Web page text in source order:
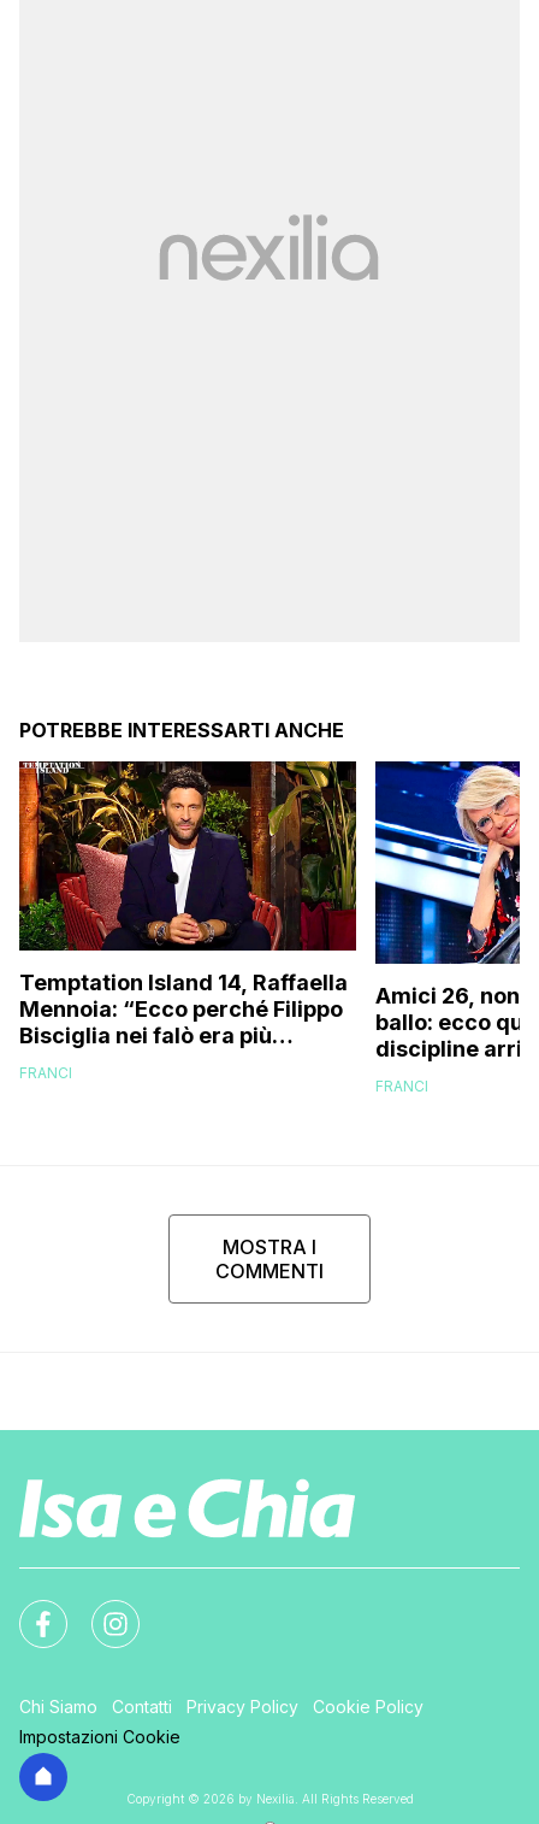
POTREBBE INTERESSARTI ANCHE
Temptation Island 14, Raffaella
Mennoia: “Ecco perché Filippo
Bisciglia nei falò era più
coinvolto del solito”
FRANCI
Amici 26, non
ballo: ecco
discipline
scuola!
FRANCI
MOSTRA I
COMMENTI
Chi Siamo Contatti Privacy Policy
Cookie Policy
Impostazioni Cookie
Copyright © 2026 by Nexilia. All Rights Reserved